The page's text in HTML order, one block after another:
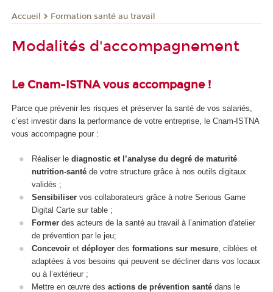
Accueil Formation santé au travail
Modalités d'accompagnement
Le Cnam-ISTNA vous accompagne !
Parce que prévenir les risques et préserver la santé de vos salariés,
c’est investir dans la performance de votre entreprise, le Cnam-ISTNA
vous accompagne pour :
Réaliser le diagnostic et l’analyse du degré de maturité
nutrition-santéde votre structure grâce à nos outils digitaux
validés ;
Sensibiliser vos collaborateurs grâce à notre Serious Game
Digital Carte sur table ;
Former des acteurs de la santé au travail à l’animation d'atelier
de prévention par le jeu;
Concevoir et déployer des formations sur mesure, ciblées et
adaptées à vos besoins qui peuvent se décliner dans vos locaux
ou à l’extérieur ;
Mettre en œuvre des actions de prévention santédans le